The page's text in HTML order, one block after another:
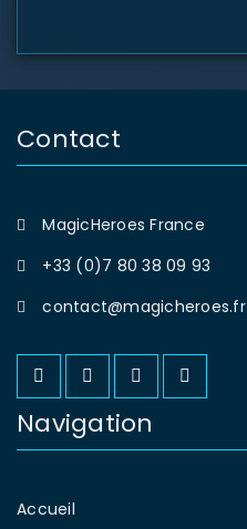
Contact
MagicHeroes France
+33 (0)7 80 38 09 93
contact@magicheroes.fr
Navigation
Accueil